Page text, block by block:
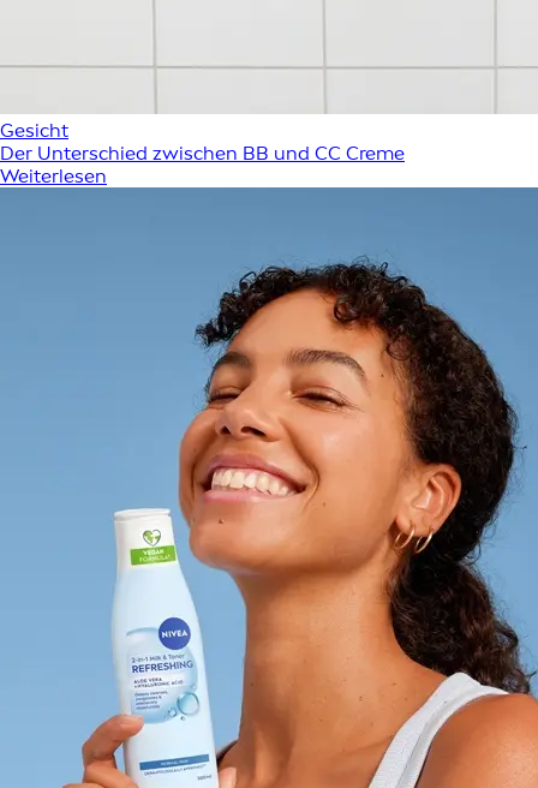
Gesicht
Der Unterschied zwischen BB und CC Creme
Weiterlesen